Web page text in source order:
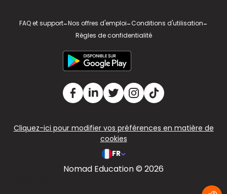
FAQ et support-Nos offres d'emploi-Conditions d'utilisation-
Règles de confidentialité
Cliquez-ici pour modifier vos préférences en matière de
cookies
FR
Nomad Education © 2026